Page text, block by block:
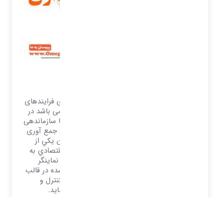
تمامی تلاش ها و برنامه ریزی ها و پیاده سازی فرایندهای
سیستمی بصورت عمده در جهت کسب سود می باشد در
واقع تمامی سیستم ها دپارتمان ها و بخش ها سازماندهی
می گردند تا به این هدف دست یابند بنابراین جمع آوری
اطلاعات مالي منسجم و به ‌هنگام را مي‌توان يكي از
مهم‌ترين دغدغه‌هاي سازمان‌ها و موسسات اقتصادي به
حساب آورد. چرا که باز خورد این اطلاعات نماینگر
مجموعه‌ي عمليات سازمان‌ها و موسسات ياد ‌شده در قالب
مقادير مالي است و زمينه‌هاي لازم براي كنترل و
برنامه‌ريزي‌هاي مديريت را مهيا مي‌ نماید.